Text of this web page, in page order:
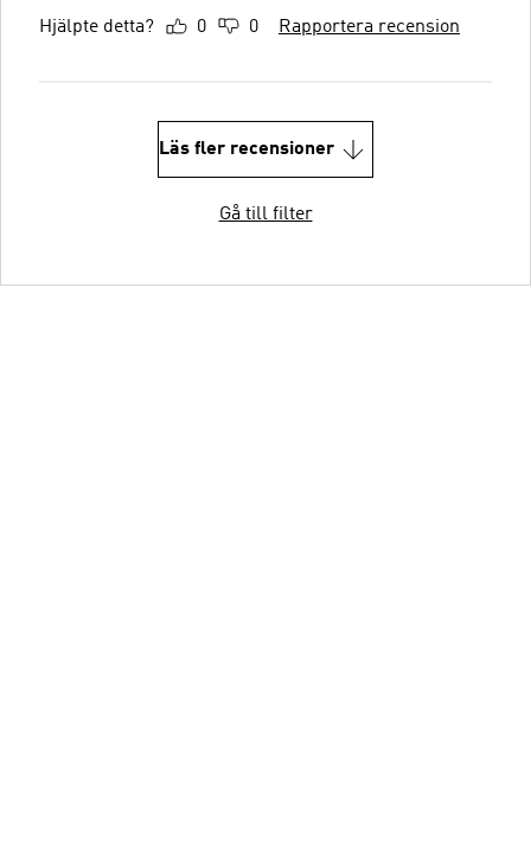
Hjälpte detta? 0 0 Rapportera recension
Läs fler recensioner
Gå till filter